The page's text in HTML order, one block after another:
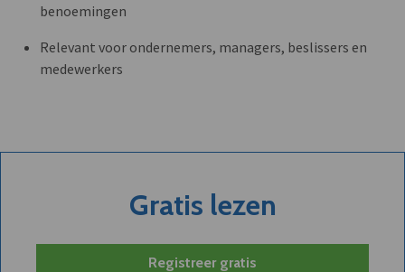
benoemingen
Relevant voor ondernemers, managers, beslissers en
medewerkers
Gratis lezen
Registreer gratis